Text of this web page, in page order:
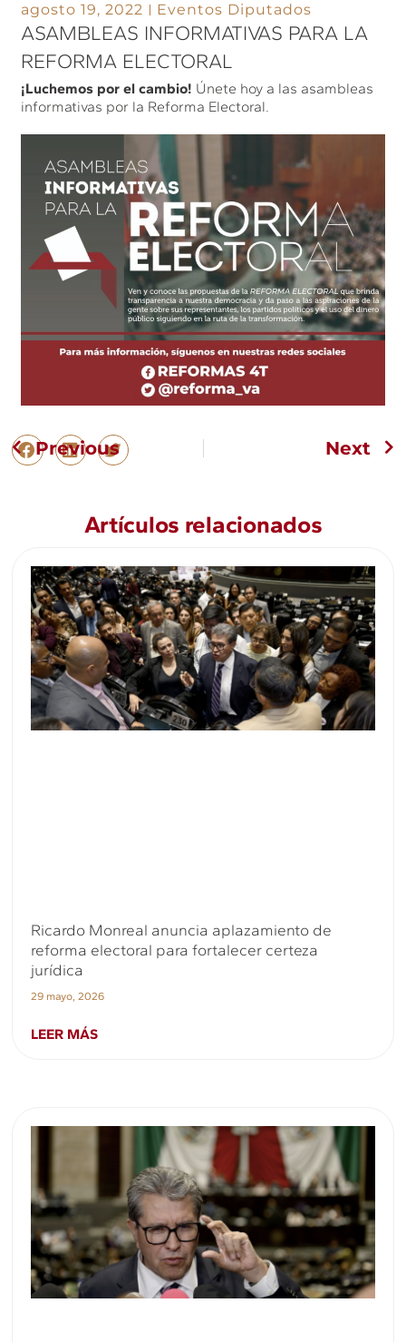
agosto 19, 2022 Eventos Diputados
ASAMBLEAS INFORMATIVAS PARA LA
REFORMA ELECTORAL
¡Luchemos por el cambio! Únete hoy a las asambleas
informativas por la Reforma Electoral.
Previous Next
Artículos relacionados
Ricardo Monreal anuncia aplazamiento de
reforma electoral para fortalecer certeza
jurídica
29 mayo, 2026
LEER MÁS